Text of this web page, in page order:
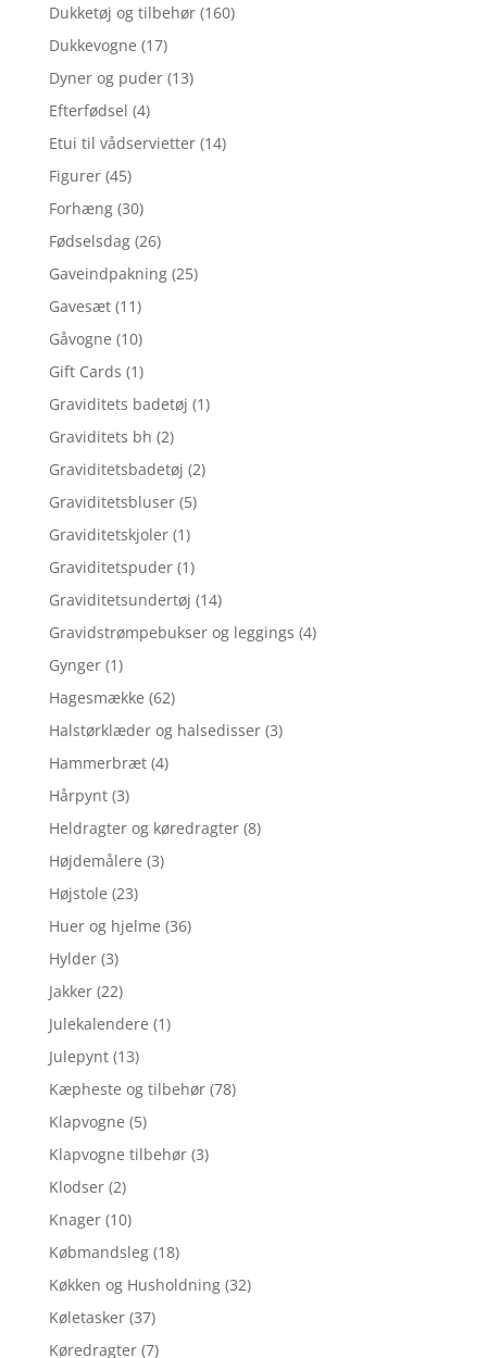
Dukketøj og tilbehør (160)
Dukkevogne (17)
Dyner og puder (13)
Efterfødsel (4)
Etui til vådservietter (14)
Figurer (45)
Forhæng (30)
Fødselsdag (26)
Gaveindpakning (25)
Gavesæt (11)
Gåvogne (10)
Gift Cards (1)
Graviditets badetøj (1)
Graviditets bh (2)
Graviditetsbadetøj (2)
Graviditetsbluser (5)
Graviditetskjoler (1)
Graviditetspuder (1)
Graviditetsundertøj (14)
Gravidstrømpebukser og leggings (4)
Gynger (1)
Hagesmække (62)
Halstørklæder og halsedisser (3)
Hammerbræt (4)
Hårpynt (3)
Heldragter og køredragter (8)
Højdemålere (3)
Højstole (23)
Huer og hjelme (36)
Hylder (3)
Jakker (22)
Julekalendere (1)
Julepynt (13)
Kæpheste og tilbehør (78)
Klapvogne (5)
Klapvogne tilbehør (3)
Klodser (2)
Knager (10)
Købmandsleg (18)
Køkken og Husholdning (32)
Køletasker (37)
Køredragter (7)